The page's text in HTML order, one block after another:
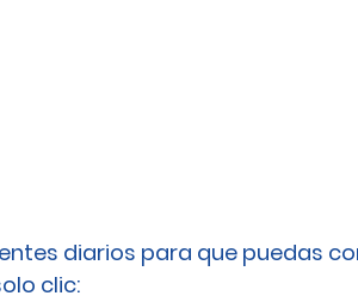
diarios para que puedas
clic: